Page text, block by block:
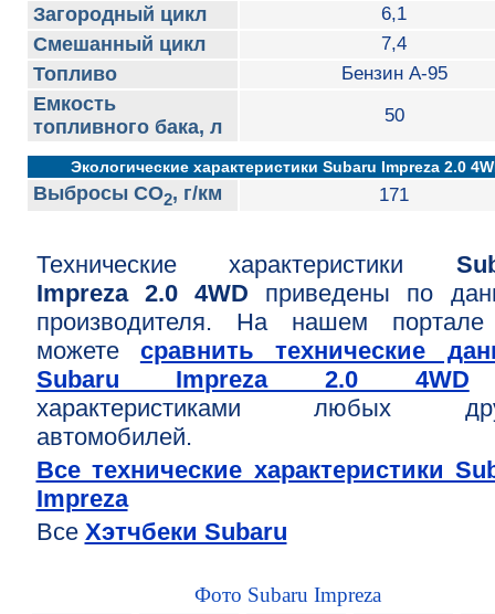
Загородный цикл 6,1
Смешанный цикл 7,4
Топливо Бензин А-95
Емкость
топливного бака, л
50
Экологические характеристики Subaru Impreza 2.0
Выбросы CO2, г/км 171
Технические характеристики
Impreza 2.0 4WD приведены по
производителя. На нашем
можете сравнить технические
Subaru Impreza 2.0 4WD
характеристиками любых
автомобилей.
Все технические характеристики
Impreza
Все Хэтчбеки Subaru
Фото Subaru Impreza